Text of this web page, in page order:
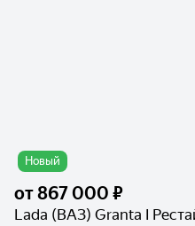
Новый
от867 000 ₽
Lada (ВАЗ) Granta I